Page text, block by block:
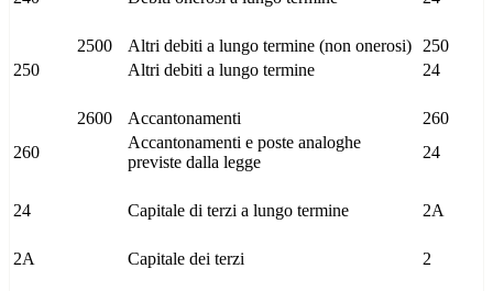
2500 Altri debiti a lungo termine (non onerosi)
250
250
Altri debiti a lungo termine 24
2600 Accantonamenti
260
260
Accantonamenti e poste analoghe
previste dalla legge
24
24 Capitale di terzi a lungo termine 2A
2A Capitale dei terzi 2